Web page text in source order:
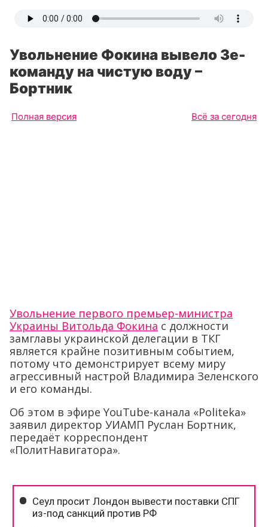
Увольнение Фокина вывело Зе-
команду на чистую воду –
Бортник
Полная версия Всё за сегодня
Увольнение первого премьер-министра
Украины Витольда Фокина с должности
замглавы украинской делегации в ТКГ
является крайне позитивным событием,
потому что демонстрирует всему миру
агрессивный настрой Владимира Зеленского
и его команды.
Об этом в эфире YouTube-канала «Politeka»
заявил директор УИАМП Руслан Бортник,
передаёт корреспондент
«ПолитНавигатора».